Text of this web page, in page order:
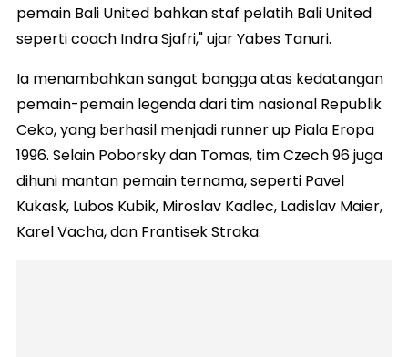
pemain Bali United bahkan staf pelatih Bali United
seperti coach Indra Sjafri," ujar Yabes Tanuri.
Ia menambahkan sangat bangga atas kedatangan
pemain-pemain legenda dari tim nasional Republik
Ceko, yang berhasil menjadi runner up Piala Eropa
1996. Selain Poborsky dan Tomas, tim Czech 96 juga
dihuni mantan pemain ternama, seperti Pavel
Kukask, Lubos Kubik, Miroslav Kadlec, Ladislav Maier,
Karel Vacha, dan Frantisek Straka.